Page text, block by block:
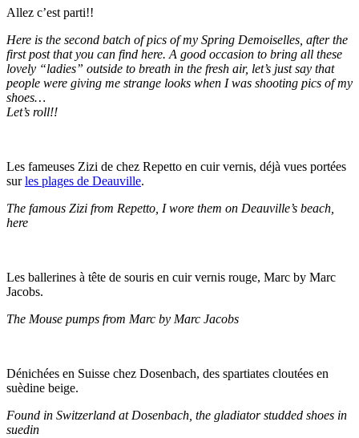
Allez c’est parti!!
Here is the second batch of pics of my Spring Demoiselles, after the
first post that you can find here. A good occasion to bring all these
lovely “ladies” outside to breath in the fresh air, let’s just say that
people were giving me strange looks when I was shooting pics of my
shoes…
Let’s roll!!
Les fameuses Zizi de chez Repetto en cuir vernis, déjà vues portées
surles plages de Deauville.
The famous Zizi from Repetto, I wore them on Deauville’s beach,
here
Les ballerines à tête de souris en cuir vernis rouge, Marc by Marc
Jacobs.
The Mouse pumps from Marc by Marc Jacobs
Dénichées en Suisse chez Dosenbach, des spartiates cloutées en
suèdine beige.
Found in Switzerland at Dosenbach, the gladiator studded shoes in
suedin